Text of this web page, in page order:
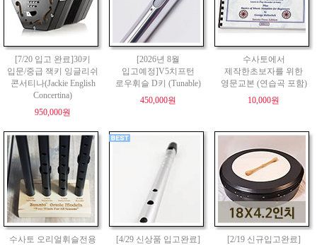
[7/20 입고 완료]30키
입문/중급 잭키 잉글리쉬
콘서티나(Jackie English
Concertina)
950,000원
[2026년 8월
입고예정]V5치프턴
로우휘슬 D키 (Tunable)
450,000원
수사토에서
제작한초보자를 위한
영문교본 (연습곡 포함)
10,000원
수사토 오리얼휘슬전용
[4/29 신상품 입고완료]
[2/19 신규입고완료]